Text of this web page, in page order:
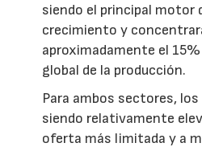
siendo el principal motor
crecimiento y
aproximadamente el
global de la producción.
Para ambos sectores,
siendo relativamente
oferta más limitada y a